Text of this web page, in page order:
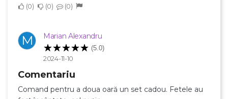
0 0 0
M Marian Alexandru
(5.0)
2024-11-10
Comentariu
Comand pentru a doua oară un set cadou. Fetele au